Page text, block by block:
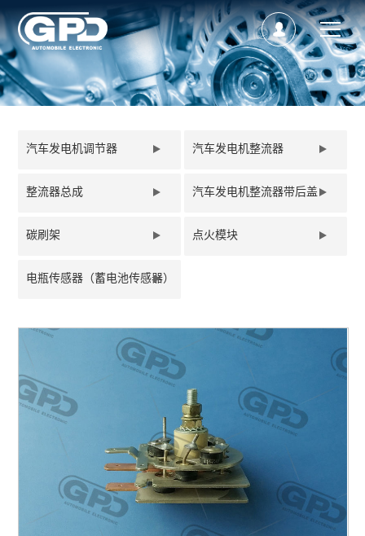
汽车发电机调节器 汽车发电机整流器
整流器总成 汽车发电机整流器带后盖
碳刷架 点火模块
电瓶传感器（蓄电池传感器）